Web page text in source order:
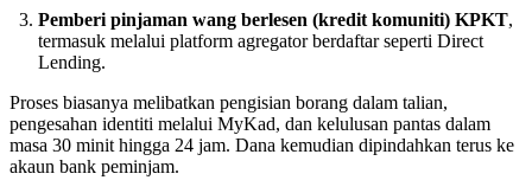
Pemberi pinjaman wang berlesen (kredit komuniti) KPKT,
termasuk melalui platform agregator berdaftar seperti Direct
Lending.
Proses biasanya melibatkan pengisian borang dalam talian,
pengesahan identiti melalui MyKad, dan kelulusan pantas dalam
masa 30 minit hingga 24 jam. Dana kemudian dipindahkan terus ke
akaun bank peminjam.